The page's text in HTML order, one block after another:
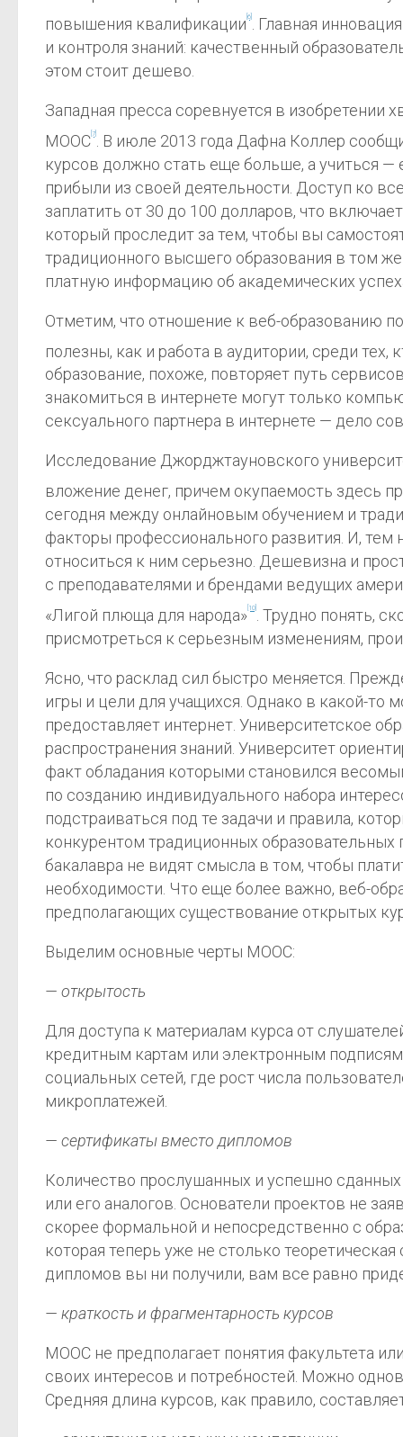
повышения квалификации [6]
. Главная
и контроля знаний: качественный
этом стоит дешево.
Западная пресса соревнуется в изобретении
MOOC [7]
. В июле 2013 года Дафна Коллер
курсов должно стать еще больше, а учиться
прибыли из своей деятельности. Доступ ко
заплатить от 30 до 100 долларов, что
который проследит за тем, чтобы вы
традиционного высшего образования в том
платную информацию об академических
Отметим, что отношение к веб-образованию
полезны, как и работа в аудитории, среди
образование, похоже, повторяет путь
знакомиться в интернете могут только
сексуального партнера в интернете — дело
Исследование Джорджтауновского
вложение денег, причем окупаемость здесь
сегодня между онлайновым обучением и
факторы профессионального развития. И,
относиться к ним серьезно. Дешевизна и
с преподавателями и брендами ведущих
«Лигой плюща для народа» [10]
. Трудно понять,
присмотреться к серьезным изменениям,
Ясно, что расклад сил быстро меняется.
игры и цели для учащихся. Однако в какой-то
предоставляет интернет. Университетское
распространения знаний. Университет
факт обладания которыми становился
по созданию индивидуального набора
подстраиваться под те задачи и правила,
конкурентом традиционных
бакалавра не видят смысла в том, чтобы
необходимости. Что еще более важно, веб-
предполагающих существование открытых
Выделим основные черты MOOC:
— открытость
Для доступа к материалам курса от
кредитным картам или электронным
социальных сетей, где рост числа
микроплатежей.
— сертификаты вместо дипломов
Количество прослушанных и успешно
или его аналогов. Основатели проектов не
скорее формальной и непосредственно с
которая теперь уже не столько
дипломов вы ни получили, вам все равно
— краткость и фрагментарность курсов
MOOC не предполагает понятия факультета
своих интересов и потребностей. Можно
Средняя длина курсов, как правило,